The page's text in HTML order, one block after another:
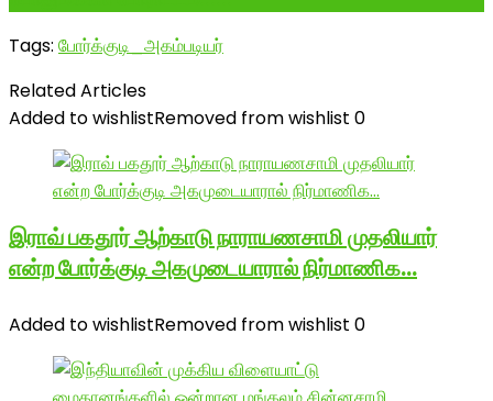
Tags: போர்க்குடி_அகம்படியர்
Related Articles
Added to wishlistRemoved from wishlist 0
இராவ் பகதூர் ஆற்காடு நாராயணசாமி முதலியார்
என்ற போர்க்குடி அகமுடையாரால் நிர்மாணிக…
Added to wishlistRemoved from wishlist 0